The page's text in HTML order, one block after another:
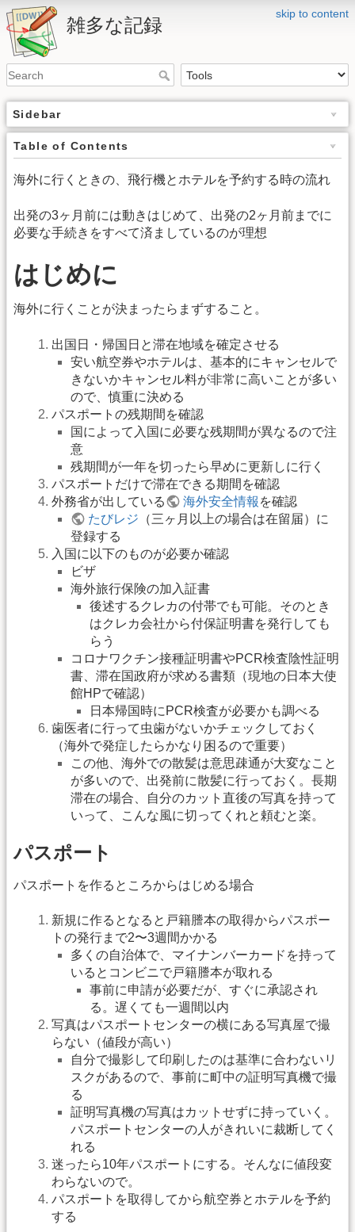
skip to content
雑多な記録
Sidebar
Table of Contents
海外に行くときの、飛行機とホテルを予約する時の流れ
出発の3ヶ月前には動きはじめて、出発の2ヶ月前までに
必要な手続きをすべて済ましているのが理想
はじめに
海外に行くことが決まったらまずすること。
出国日・帰国日と滞在地域を確定させる
安い航空券やホテルは、基本的にキャンセルで
きないかキャンセル料が非常に高いことが多い
ので、慎重に決める
パスポートの残期間を確認
国によって入国に必要な残期間が異なるので注
意
残期間が一年を切ったら早めに更新しに行く
パスポートだけで滞在できる期間を確認
外務省が出している
海外安全情報 を確認
たびレジ （三ヶ月以上の場合は在留届）に
登録する
入国に以下のものが必要か確認
ビザ
海外旅行保険の加入証書
後述するクレカの付帯でも可能。そのとき
はクレカ会社から付保証明書を発行しても
らう
コロナワクチン接種証明書やPCR検査陰性証明
書、滞在国政府が求める書類（現地の日本大使
館HPで確認）
日本帰国時にPCR検査が必要かも調べる
歯医者に行って虫歯がないかチェックしておく
（海外で発症したらかなり困るので重要）
この他、海外での散髪は意思疎通が大変なこと
が多いので、出発前に散髪に行っておく。長期
滞在の場合、自分のカット直後の写真を持って
いって、こんな風に切ってくれと頼むと楽。
パスポート
パスポートを作るところからはじめる場合
新規に作るとなると戸籍謄本の取得からパスポー
トの発行まで2〜3週間かかる
多くの自治体で、マイナンバーカードを持って
いるとコンビニで戸籍謄本が取れる
事前に申請が必要だが、すぐに承認され
る。遅くても一週間以内
写真はパスポートセンターの横にある写真屋で撮
らない（値段が高い）
自分で撮影して印刷したのは基準に合わないリ
スクがあるので、事前に町中の証明写真機で撮
る
証明写真機の写真はカットせずに持っていく。
パスポートセンターの人がきれいに裁断してく
れる
迷ったら10年パスポートにする。そんなに値段変
わらないので。
パスポートを取得してから航空券とホテルを予約
する